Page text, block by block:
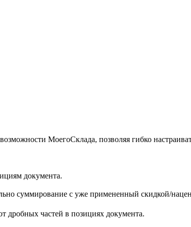
МоегоСклада, позволяя гибко
документа.
суммирование с уже примененный скидкой/
дробных частей в позициях документа.